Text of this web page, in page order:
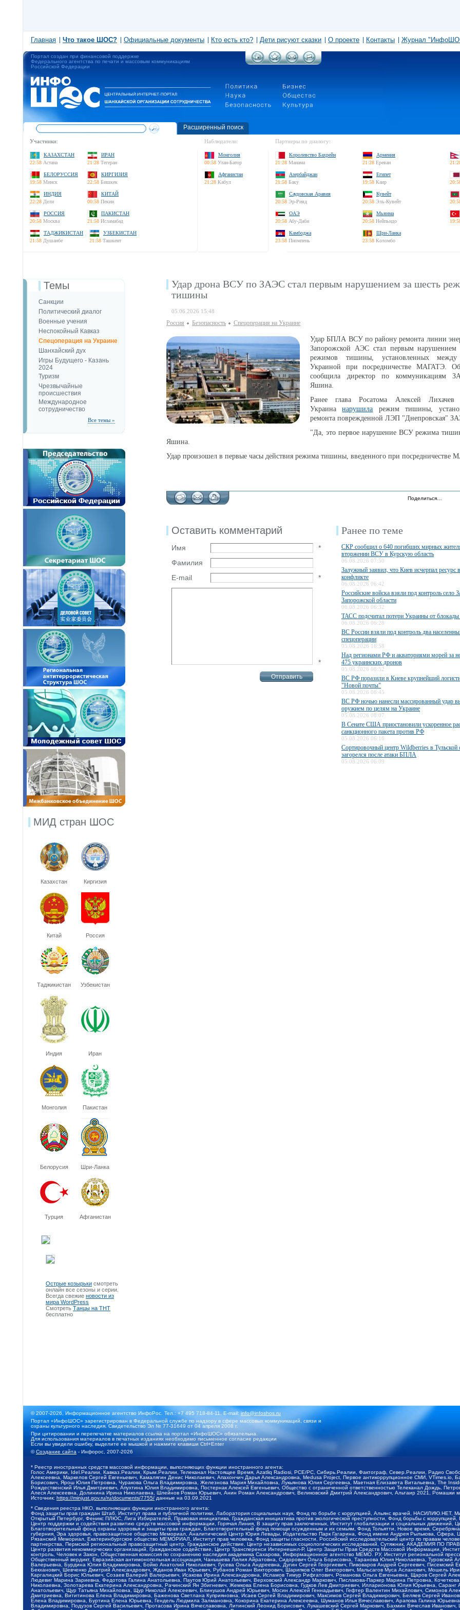
Главная Что такое ШОС? Официальные документы Кто есть кто? Дети рисуют сказки О проекте Контакты Журнал
Портал создан при финансовой поддержке
Федерального агентства по печати и массовым коммуникациям
Российской Федерации
Расширенный поиск
Участники:
КАЗАХСТАН
22:58 Астана
ИРАН
21:28 Тегеран
БЕЛОРУССИЯ
19:58 Минск
КИРГИЗИЯ
22:58 Бишкек
ИНДИЯ
22:28 Дели
КИТАЙ
00:58 Пекин
РОССИЯ
20:58 Москва
ПАКИСТАН
21:58 Исламабад
ТАДЖИКИСТАН
21:58 Душанбе
УЗБЕКИСТАН
21:58 Ташкент
Наблюдатели:
Монголия
00:58 Улан-Батор
Афганистан
21:28 Кабул
Партнеры по диалогу:
Королевство Бахрейн
21:28 Манама
Армения
21:28 Ереван
Азербайджан
21:58 Баку
Египет
19:58 Каир
Саудовская Аравия
20:58 Эр-Рияд
Кувейт
20:58 Эль-Кувейт
ОАЭ
20:58 Абу-Даби
Мьянма
20:58 Нейпьидо
Камбоджа
23:58 Пномпень
Шри-Ланка
23:58 Коломбо
Темы
Санкции
Политический диалог
Военные учения
Неспокойный Кавказ
Спецоперация на Украине
Шанхайский дух
Игры Будущего - Казань
2024
Туризм
Чрезвычайные
происшествия
Международное
сотрудничество
Все темы »
МИД стран ШОС
Казахстан Киргизия
Китай Россия
Таджикистан Узбекистан
Индия Иран
Монголия Пакистан
Белорусия Шри-Ланка
Турция Афганистан
Острые козырьки смотреть
онлайн все сезоны и серии.
Всегда свежие новости из
мира WordPress
Смотреть Танцы на ТНТ
бесплатно
Удар дрона ВСУ по ЗАЭС стал первым нарушением за шесть
тишины
05.06.2026 15:48
Россия Безопаcность Спецоперация на Украине
Удар БПЛА ВСУ по району ремонта линии
Запорожской АЭС стал первым нарушением
режимов тишины, установленных
Украиной при посредничестве МАГАТЭ.
сообщила директор по коммуникациям
Яшина.
Ранее глава Росатома Алексей Лихачев
Украинанарушила режим тишины,
ремонта поврежденной ЛЭП "Днепровская"
"Да, это первое нарушение ВСУ режима
Яшина.
Удар произошел в первые часы действия режима тишины, введенного при посредничестве
Поделиться…
Оставить комментарий
Имя
*
Фамилия
E-mail
*
*
Ранее по теме
СКР сообщил о 640 погибших мирных
вторжении ВСУ в Курскую область
06.08.2026 07:50
Залужный заявил, что Киев исчерпал ресурс
конфликте
06.08.2026 06:42
Российские войска взяли под контроль село
Запорожской области
06.08.2026 06:32
ТАСС подсчитал потери Украины от блокады
06.08.2026 06:28
ВС России взяли под контроль два
спецоперации
05.08.2026 16:58
Над регионами РФ и акваториями морей за
475 украинских дронов
05.08.2026 08:52
ВС РФ поразили в Киеве крупнейший
"Новой почты"
05.08.2026 08:45
ВС РФ ночью нанесли массированный удар
оружием по целям на Украине
05.08.2026 08:07
В Сенате США приостановили ускоренное
санкционного пакета против РФ
05.08.2026 06:16
Сортировочный центр Wildberries в Тульской
загорелся после атаки БПЛА
05.08.2026 06:09
© 2007-2026, Информационное агентство ИнфоРос. Тел.: +7 495 718-84-11, E-mail:info@infoshos.ru
Портал «ИнфоШОС» зарегистрирован в Федеральной службе по надзору в сфере массовых коммуникаций, связи и
охраны культурного наследия. Свидетельство Эл № 77-31649 от 04 апреля 2008 г.
При цитировании и перепечатке материалов ссылка на портал «ИнфоШОС» обязательна.
Для использования материалов в печатных изданиях необходимо письменное согласие редакции
Если вы увидели ошибку, выделите ее мышкой и нажмите клавиши Ctrl+Enter
©Создание сайта - Инфорос, 2007-2026
* Реестр иностранных средств массовой информации, выполняющих функции иностранного агента:
Голос Америки, Idel.Реалии, Кавказ.Реалии, Крым.Реалии, Телеканал Настоящее Время, Azatliq Radiosi, PCE/PC, Сибирь.Реалии, Фактограф, Север.Реалии, Радио
Алексеевна, Маркелов Сергей Евгеньевич, Камалягин Денис Николаевич, Апахончич Дарья Александровна, Medusa Project, Первое антикоррупционное СМИ,
Борисович, Ярош Юлия Петровна, Чуракова Ольга Владимировна, Железнова Мария Михайловна, Лукьянова Юлия Сергеевна, Маетная Елизавета Витальевна, The
Рождественский Илья Дмитриевич, Апухтина Юлия Владимировна, Постернак Алексей Евгеньевич, Общество с ограниченной ответственностью Телеканал Дождь,
Алеся Алексеевна, Долинина Ирина Николаевна, Шлейнов Роман Юрьевич, Анин Роман Александрович, Великовский Дмитрий Александрович, Альтаир 2021, Ромашки
Источник: https://minjust.gov.ru/ru/documents/7755/ данные на 03.09.2021
* Сведения реестра НКО, выполняющих функции иностранного агента:
Фонд защиты прав граждан Штаб, Институт права и публичной политики, Лаборатория социальных наук, Фонд по борьбе с коррупцией, Альянс врачей,
Открытый Петербург, Феникс ПЛЮС, Лига Избирателей, Правовая инициатива, Гражданская инициатива против экологической преступности, Фонд борьбы с
Центр поддержки и содействия развитию средств массовой информации, Горячая Линия, В защиту прав заключенных, Институт глобализации и социальных
Благотворительный фонд охраны здоровья и защиты прав граждан, Благотворительный фонд помощи осужденным и их семьям, Фонд Тольятти, Новое время,
губерния, Эра здоровья, правозащитное общество Мемориал, Аналитический Центр Юрия Левады, Издательство Парк Гагарина, Фонд имени Андрея Рылькова,
Рязанский Мемориал, Екатеринбургское общество МЕМОРИАЛ, Институт прав человека, Фонд защиты гласности, Российский исследовательский центр по правам
партнерства, Пермский региональный правозащитный центр, Гражданское действие, Центр независимых социологических исследований, Сутяжник, АКАДЕМИЯ ПО
Центр развития некоммерческих организаций, Гражданское содействие, Центр Трансперенси Интернешнл-Р, Центр Защиты Прав Средств Массовой Информации,
контроль, Человек и Закон, Общественная комиссия по сохранению наследия академика Сахарова, Информационное агентство МЕМО. РУ, Институт региональной
Общественный вердикт, Евразийская антимонопольная ассоциация, Чанышева Лилия Айратовна, Сидорович Ольга Борисовна, Таранова Юлия Николаевна, Туровский
Валерьевна, Бурдина Юлия Владимировна, Бойко Анатолий Николаевич, Гусева Ольга Андреевна, Дугин Сергей Георгиевич, Пивоваров Андрей Сергеевич, Писемский
Бекханович, Шевченко Дмитрий Александрович, Жданов Иван Юрьевич, Рубанов Роман Викторович, Шарипков Олег Викторович, Мальсагов Муса Асланович, Мошель
Каргалицкий Борис Юльевич, Созаев Валерий Валерьевич, Исакова Ирина Александровна, Исламов Тимур Рифгатович, Романова Ольга Евгеньевна, Щаров Сергей
Людевиг Марина Зариевна, Федотова Галина Анатольевна, Паутов Юрий Анатольевич, Верховский Александр Маркович, Пислакова-Паркер Марина Петровна,
Николаевна, Золотарева Екатерина Александровна, Рачинский Ян Збигневич, Жемкова Елена Борисовна, Гудков Лев Дмитриевич, Илларионова Юлия Юрьевна,
Анатольевич, Щур Татьяна Михайловна, Щур Николай Алексеевич, Блинушов Андрей Юрьевич, Мосин Алексей Геннадьевич, Гефтер Валентин Михайлович, Симонов
Дмитриевна, Вититинова Елена Владимировна, Баженова Светлана Куприяновна, Исаев Сергей Владимирович, Максимов Сергей Владимирович, Беляев Сергей
Елена Владимировна, Буртина Елена Юрьевна, Гендель Людмила Залмановна, Кокорина Екатерина Алексеевна, Шуманов Илья Вячеславович, Арапова Галина
Владимировна, Подузов Сергей Васильевич, Протасова Ирина Вячеславовна, Литинский Леонид Борисович, Лукашевский Сергей Маркович, Бахмин Вячеслав